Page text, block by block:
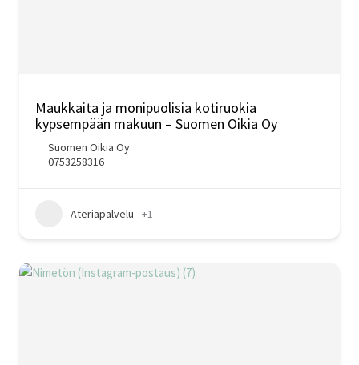
Maukkaita ja monipuolisia kotiruokia
kypsempään makuun – Suomen Oikia Oy
Suomen Oikia Oy
0753258316
Ateriapalvelu +1